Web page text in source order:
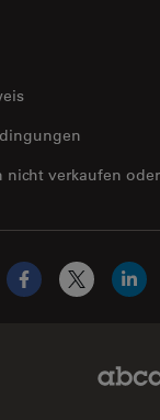
nicht verkaufen
Facebook
X